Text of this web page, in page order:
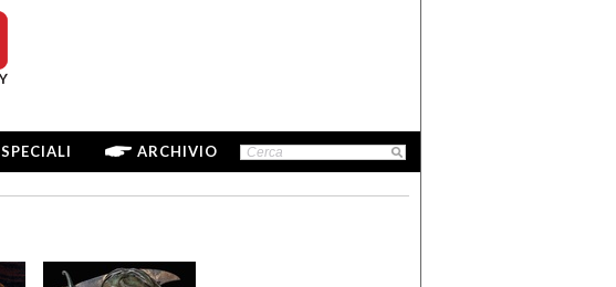
SPECIALI ARCHIVIO